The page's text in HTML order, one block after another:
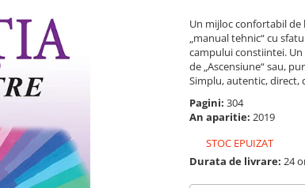
Un mijloc confortabil de
„manual tehnic“ cu
campului constiintei.
de „Ascensiune“ sau,
Simplu, autentic, direct,
Pagini: 304
An aparitie: 2019
STOC EPUIZAT
Durata de livrare: 24